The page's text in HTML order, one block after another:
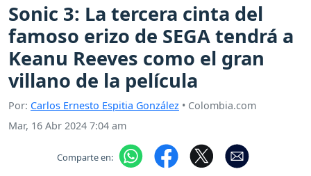
Sonic 3: La tercera cinta del
famoso erizo de SEGA tendrá a
Keanu Reeves como el gran
villano de la película
Por: Carlos Ernesto Espitia González • Colombia.com
Mar, 16 Abr 2024 7:04 am
Comparte en: